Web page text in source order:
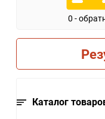
0 -
Каталог